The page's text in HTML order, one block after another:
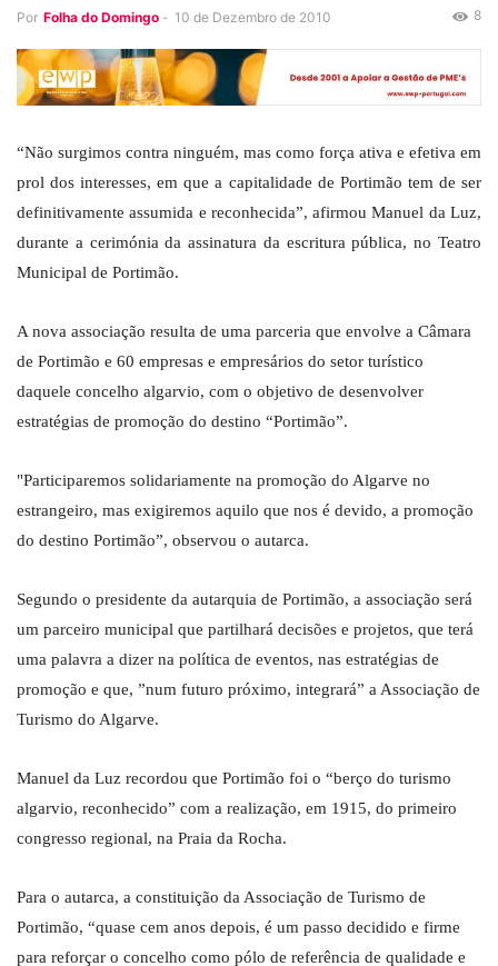
Por Folha do Domingo - 10 de Dezembro de 2010 8
“Não surgimos contra ninguém, mas como força ativa e efetiva em
prol dos interesses, em que a capitalidade de Portimão tem de ser
definitivamente assumida e reconhecida”, afirmou Manuel da Luz,
durante a cerimónia da assinatura da escritura pública, no Teatro
Municipal de Portimão.
A nova associação resulta de uma parceria que envolve a Câmara
de Portimão e 60 empresas e empresários do setor turístico
daquele concelho algarvio, com o objetivo de desenvolver
estratégias de promoção do destino “Portimão”.
"Participaremos solidariamente na promoção do Algarve no
estrangeiro, mas exigiremos aquilo que nos é devido, a promoção
do destino Portimão”, observou o autarca.
Segundo o presidente da autarquia de Portimão, a associação será
um parceiro municipal que partilhará decisões e projetos, que terá
uma palavra a dizer na política de eventos, nas estratégias de
promoção e que, ”num futuro próximo, integrará” a Associação de
Turismo do Algarve.
Manuel da Luz recordou que Portimão foi o “berço do turismo
algarvio, reconhecido” com a realização, em 1915, do primeiro
congresso regional, na Praia da Rocha.
Para o autarca, a constituição da Associação de Turismo de
Portimão, “quase cem anos depois, é um passo decidido e firme
para reforçar o concelho como pólo de referência de qualidade e